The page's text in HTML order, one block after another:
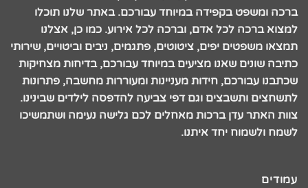
ברכה ומשפט בקפידה במיוחד עבורכם. באתר שלנו תוכלו
למצוא ברכה לכל אדם, וברכה לכל אירוע. כמו כן, אצלנו
תמצאו משפטים יפים, ציטוטים, פתגמים, ניבים וביטויים, שירותי
כתיבה שונים שאנו מציעים במיוחד עבורכם, בדיחות מצחיקות
שכתבנו עבורכם, חידות מעניינות ומעוררות מחשבה, פתרונות
לתשחצים ותשבצים וגם דפי צביעה להדפסה לילדים שבינינו.
צוות האתר עדן ברכות מאחלים לכם גלישה נעימה ושתמשיכו
לשמח ולשמוח יחד איתנו.
עמודים